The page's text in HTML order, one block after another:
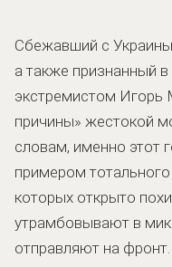
Сбежавший с
а также признанный
экстремистом Игорь
причины» жестокой
словам, именно этот
примером
которых открыто
утрамбовывают в
отправляют на фронт.